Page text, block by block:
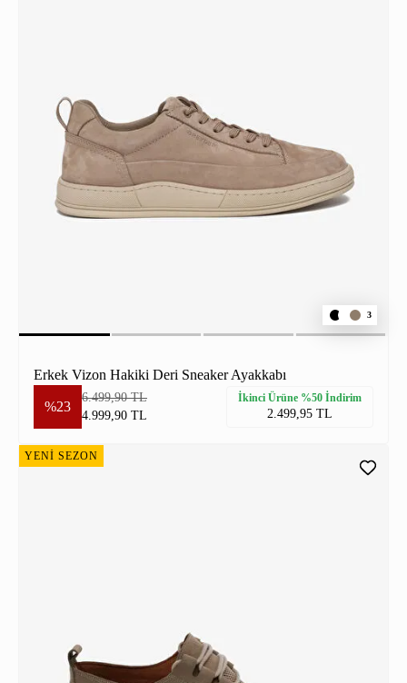
3
Erkek Vizon Hakiki Deri Sneaker Ayakkabı
%23
6.499,90 TL
4.999,90 TL
İkinci Ürüne %50 İndirim
2.499,95 TL
YENİ SEZON